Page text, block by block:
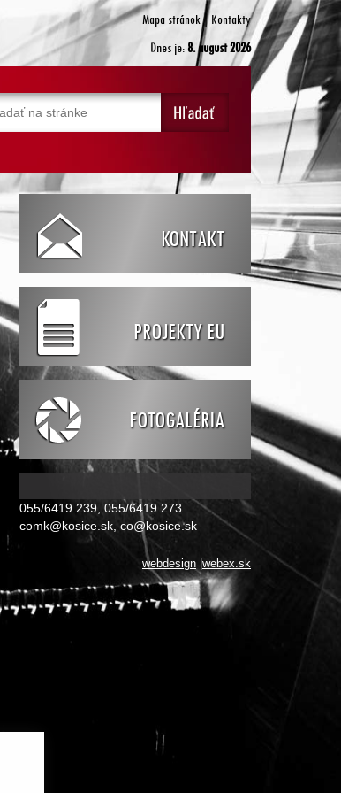
Mapa stránok| Kontakty
Dnes je:8. august 2026
KONTAKT
PROJEKTY EU
FOTOGALÉRIA
055/6419 239, 055/6419 273
comk@kosice.sk, co@kosice.sk
webdesign webex.sk